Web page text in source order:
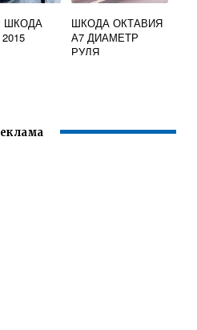
ШКОДА
ШКОДА ОКТАВИЯ
А7 ДИАМЕТР
РУЛЯ